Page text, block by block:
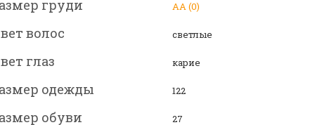
груди АА (0)
волос светлые
глаз карие
одежды 122
обуви 27